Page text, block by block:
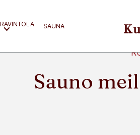
RAVINTOLA SAUNA
Sauno